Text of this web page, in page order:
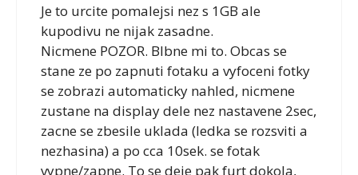
Je to urcite pomalejsi nez s 1GB ale
kupodivu ne nijak zasadne.
Nicmene POZOR. Blbne mi to. Obcas se
stane ze po zapnuti fotaku a vyfoceni fotky
se zobrazi automaticky nahled, nicmene
zustane na display dele nez nastavene 2sec,
zacne se zbesile uklada (ledka se rozsviti a
nezhasina) a po cca 10sek. se fotak
vypne/zapne. To se deje pak furt dokola,